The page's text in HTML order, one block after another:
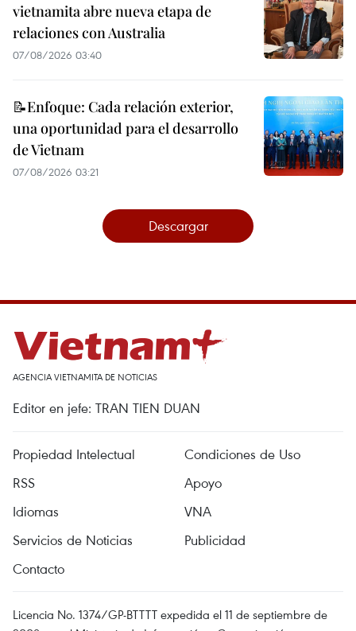
vietnamita abre nueva etapa de
relaciones con Australia
07/08/2026 03:40
📝Enfoque: Cada relación exterior,
una oportunidad para el desarrollo
de Vietnam
07/08/2026 03:21
Descargar
AGENCIA VIETNAMITA DE NOTICIAS
Editor en jefe: TRAN TIEN DUAN
Propiedad Intelectual
Condiciones de Uso
RSS
Apoyo
Idiomas
VNA
Servicios de Noticias
Publicidad
Contacto
Licencia No. 1374/GP-BTTTT expedida el 11 de septiembre de